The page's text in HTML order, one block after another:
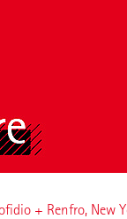
+ Renfro, New